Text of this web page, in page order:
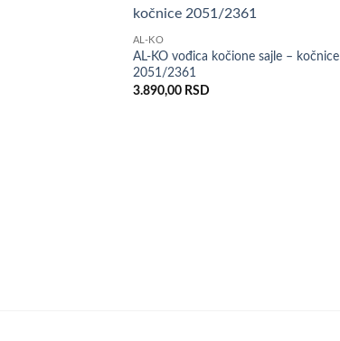
želja
AL-KO
AL-KO vođica kočione sajle – kočnice
2051/2361
3.890,00 RSD